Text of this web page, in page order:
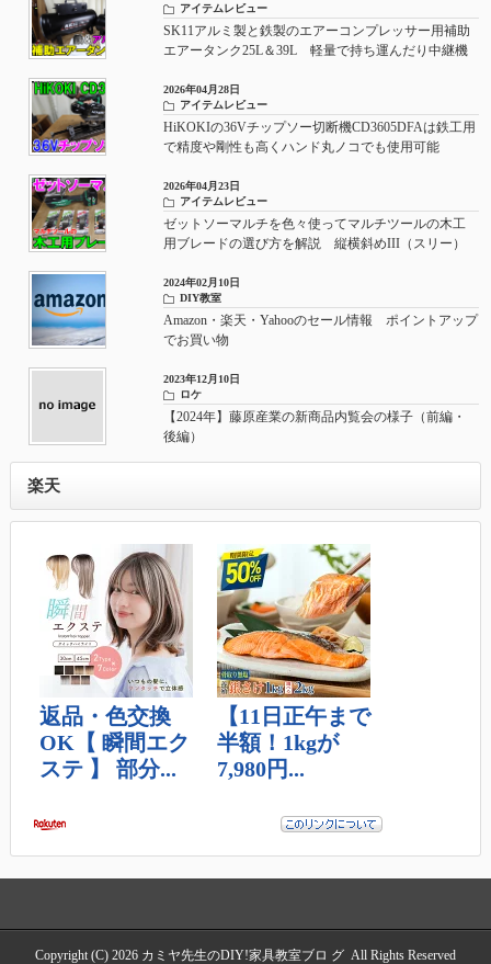
アイテムレビュー
SK11アルミ製と鉄製のエアーコンプレッサー用補助
エアータンク25L＆39L 軽量で持ち運んだり中継機
2026年04月28日
アイテムレビュー
HiKOKIの36Vチップソー切断機CD3605DFAは鉄工用
で精度や剛性も高くハンド丸ノコでも使用可能
2026年04月23日
アイテムレビュー
ゼットソーマルチを色々使ってマルチツールの木工
用ブレードの選び方を解説 縦横斜めIII（スリー）
2024年02月10日
DIY教室
Amazon・楽天・Yahooのセール情報 ポイントアップ
でお買い物
2023年12月10日
ロケ
【2024年】藤原産業の新商品内覧会の様子（前編・
後編）
楽天
Copyright (C) 2026 カミヤ先生のDIY!家具教室ブロ グ All Rights Reserved